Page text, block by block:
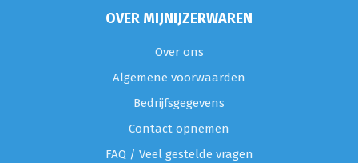
OVER MIJNIJZERWAREN
Over ons
Algemene voorwaarden
Bedrijfsgegevens
Contact opnemen
FAQ / Veel gestelde vragen